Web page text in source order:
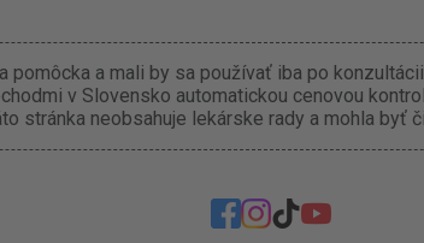
pomôcka a mali by sa používať iba po
v Slovensko automatickou cenovou
stránka neobsahuje lekárske rady a mohla byť